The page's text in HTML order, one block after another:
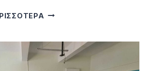
ΕΚΠΑΙΔΕΥΤΙΚΉ
ΔΩΔΕΚΑΝΗΣΙΑΚΉΣ
ΑΝΑΚΎΚΛΩΣΗΣ